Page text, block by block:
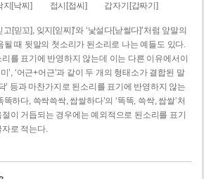
지[낙찌] 접시[접씨] 갑자기[갑짜기]
고[믿꼬], 잊지[읻찌]’와 ‘낯설다[낟썰다]’처럼 앞말의
될 때 뒷말의 첫소리가 된소리로 나는 예들도 있다.
를 표기에 반영하지 않는데 이는 다른 이유에서이
’, ‘어근+어근’과 같이 두 개의 형태소가 결합된 말
’ 등과 마찬가지로 된소리를 표기에 반영하지 않는
똑하다, 쓱싹쓱싹, 쌉쌀하다’의 ‘똑똑, 쓱싹, 쌉쌀’처
이 거듭되는 경우에는 예외적으로 된소리를 표기
로 적는다.